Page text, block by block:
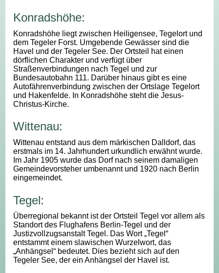
Konradshöhe:
Konradshöhe liegt zwischen Heiligensee, Tegelort und
dem Tegeler Forst. Umgebende Gewässer sind die
Havel und der Tegeler See. Der Ortsteil hat einen
dörflichen Charakter und verfügt über
Straßenverbindungen nach Tegel und zur
Bundesautobahn 111. Darüber hinaus gibt es eine
Autofährenverbindung zwischen der Ortslage Tegelort
und Hakenfelde. In Konradshöhe steht die Jesus-
Christus-Kirche.
Wittenau:
Wittenau entstand aus dem märkischen Dalldorf, das
erstmals im 14. Jahrhundert urkundlich erwähnt wurde.
Im Jahr 1905 wurde das Dorf nach seinem damaligen
Gemeindevorsteher umbenannt und 1920 nach Berlin
eingemeindet.
Tegel:
Überregional bekannt ist der Ortsteil Tegel vor allem als
Standort des Flughafens Berlin-Tegel und der
Justizvollzugsanstalt Tegel. Das Wort „Tegel“
entstammt einem slawischen Wurzelwort, das
„Anhängsel“ bedeutet. Dies bezieht sich auf den
Tegeler See, der ein Anhängsel der Havel ist.